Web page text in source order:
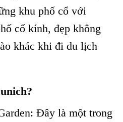
khu phố cổ với
cổ kính, đẹp không
khác khi đi du lịch
Đây là một trong